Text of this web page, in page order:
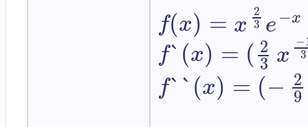
f(x) = x 2
3 e−x
f`(x) = ( 2
3 x −
3
f``(x) = (− 2
9